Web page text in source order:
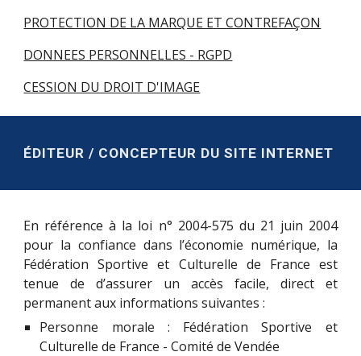
PROTECTION DE LA MARQUE ET CONTREFAÇON
DONNEES PERSONNELLES - RGPD
CESSION DU DROIT D'IMAGE
ÉDITEUR / CONCEPTEUR DU SITE INTERNET
En référence à la loi n° 2004-575 du 21 juin 2004
pour la confiance dans l’économie numérique, la
Fédération Sportive et Culturelle de France est
tenue de d’assurer un accès facile, direct et
permanent aux informations suivantes :
Personne morale : Fédération Sportive et
Culturelle de France - Comité de Vendée